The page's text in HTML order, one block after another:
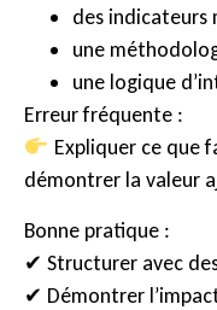
des indicateurs
une
une logique
Erreur fréquente :
Expliquer ce que
démontrer la valeur
Bonne pratique :
✔ Structurer avec
✔ Démontrer